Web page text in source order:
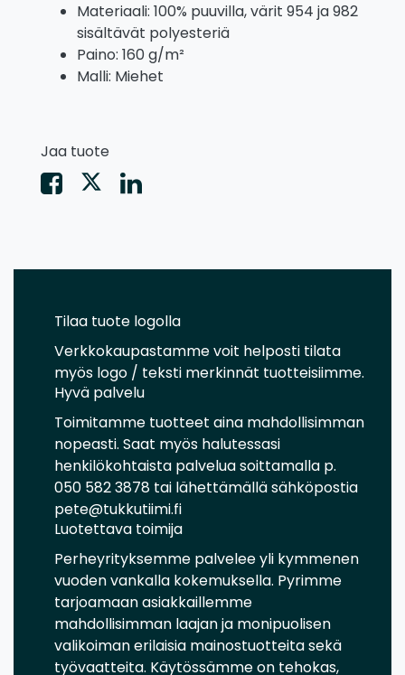
Materiaali: 100% puuvilla, värit 954 ja 982
sisältävät polyesteriä
Paino: 160 g/m²
Malli: Miehet
Jaa tuote
Tilaa tuote logolla
Verkkokaupastamme voit helposti tilata
myös logo / teksti merkinnät tuotteisiimme.
Hyvä palvelu
Toimitamme tuotteet aina mahdollisimman
nopeasti. Saat myös halutessasi
henkilökohtaista palvelua soittamalla p.
050 582 3878 tai lähettämällä sähköpostia
pete@tukkutiimi.fi
Luotettava toimija
Perheyrityksemme palvelee yli kymmenen
vuoden vankalla kokemuksella. Pyrimme
tarjoamaan asiakkaillemme
mahdollisimman laajan ja monipuolisen
valikoiman erilaisia mainostuotteita sekä
työvaatteita. Käytössämme on tehokas,